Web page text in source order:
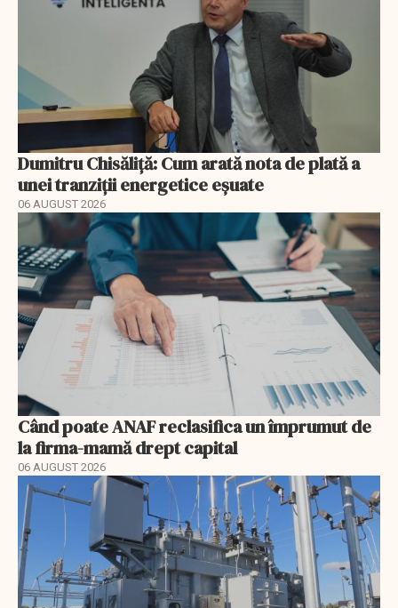
Dumitru Chisăliță: Cum arată nota de plată a
unei tranziții energetice eșuate
06 AUGUST 2026
Când poate ANAF reclasifica un împrumut de
la firma-mamă drept capital
06 AUGUST 2026